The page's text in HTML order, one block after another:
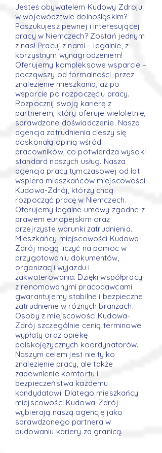
Jesteś obywatelem Kudowy Zdroju
w województwie dolnośląskim?
Poszukujesz pewnej i interesującej
pracy w Niemczech? Zostań jednym
z nas! Pracuj z nami – legalnie, z
korzystnym wynagrodzeniem!
Oferujemy kompleksowe wsparcie –
począwszy od formalności, przez
znalezienie mieszkania, aż po
wsparcie po rozpoczęciu pracy.
Rozpocznij swoją karierę z
partnerem, który oferuje wieloletnie,
sprawdzone doświadczenie. Nasza
agencja zatrudnienia cieszy się
doskonałą opinią wśród
pracowników, co potwierdza wysoki
standard naszych usług. Nasza
agencja pracy tymczasowej od lat
wspiera mieszkańców miejscowości
Kudowa-Zdrój, którzy chcą
rozpocząć pracę w Niemczech.
Oferujemy legalne umowy zgodne z
prawem europejskim oraz
przejrzyste warunki zatrudnienia.
Mieszkańcy miejscowości Kudowa-
Zdrój mogą liczyć na pomoc w
przygotowaniu dokumentów,
organizacji wyjazdu i
zakwaterowania. Dzięki współpracy
z renomowanymi pracodawcami
gwarantujemy stabilne i bezpieczne
zatrudnienie w różnych branżach.
Osoby z miejscowości Kudowa-
Zdrój szczególnie cenią terminowe
wypłaty oraz opiekę
polskojęzycznych koordynatorów.
Naszym celem jest nie tylko
znalezienie pracy, ale także
zapewnienie komfortu i
bezpieczeństwa każdemu
kandydatowi. Dlatego mieszkańcy
miejscowości Kudowa-Zdrój
wybierają naszą agencję jako
sprawdzonego partnera w
budowaniu kariery za granicą.